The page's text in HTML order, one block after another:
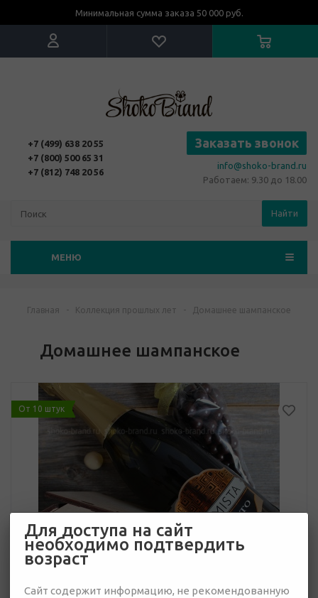
Минимальная сумма заказа 50 000 руб.
+7 (499) 638 20 55
+7 (800) 500 65 31
+7 (812) 748 20 56
Заказать звонок
info@shoko-brand.ru
Работаем: 9.30 до 18.00
Найти
МЕНЮ
Главная - Коллекция прошлых лет - Домашнее шампанское
Домашнее шампанское
От 10 штук
Для доступа на сайт
необходимо подтвердить
возраст
Сайт содержит информацию, не рекомендованную